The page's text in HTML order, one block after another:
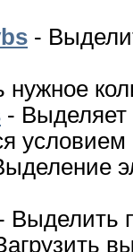
-
- Выделяет
условием
Выделить